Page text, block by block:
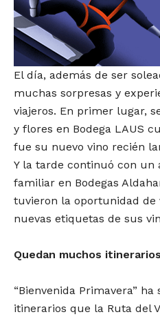
El día, además de ser
muchas sorpresas y
viajeros. En primer lugar,
y flores en Bodega LAUS
fue su nuevo vino recién
Y la tarde continuó con un
familiar en Bodegas
tuvieron la oportunidad
nuevas etiquetas de sus
Quedan muchos
“Bienvenida Primavera”
itinerarios que la Ruta del